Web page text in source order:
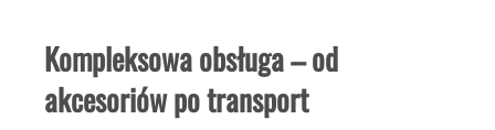
Kompleksowa obsługa – od
akcesoriów po transport